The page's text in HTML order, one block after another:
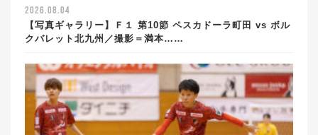
2026.08.04
【写真ギャラリー】Ｆ１ 第10節 ペスカドーラ町田 vs ボル
クバレット北九州／撮影＝満本……